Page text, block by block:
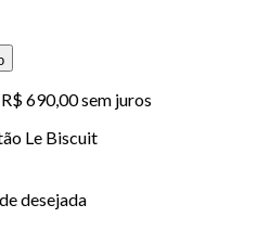
690,00 sem juros
Le Biscuit
desejada